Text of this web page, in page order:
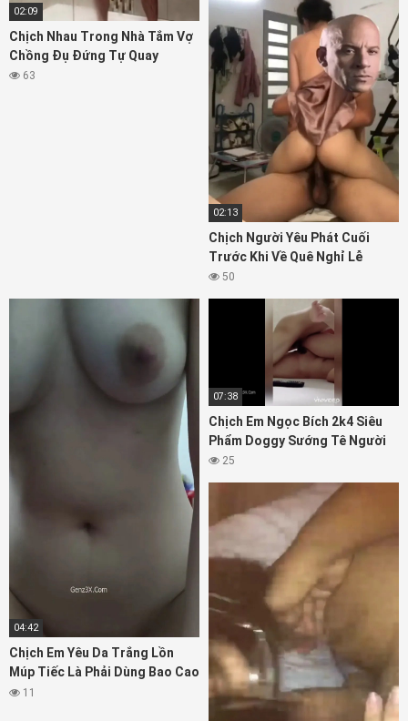
02:09
Chịch Nhau Trong Nhà Tắm Vợ
Chồng Đụ Đứng Tự Quay
63
02:13
Chịch Người Yêu Phát Cuối
Trước Khi Về Quê Nghỉ Lễ
50
04:42
Chịch Em Yêu Da Trắng Lồn
Múp Tiếc Là Phải Dùng Bao Cao
Su11
07:38
Chịch Em Ngọc Bích 2k4 Siêu
Phẩm Doggy Sướng Tê Người
25